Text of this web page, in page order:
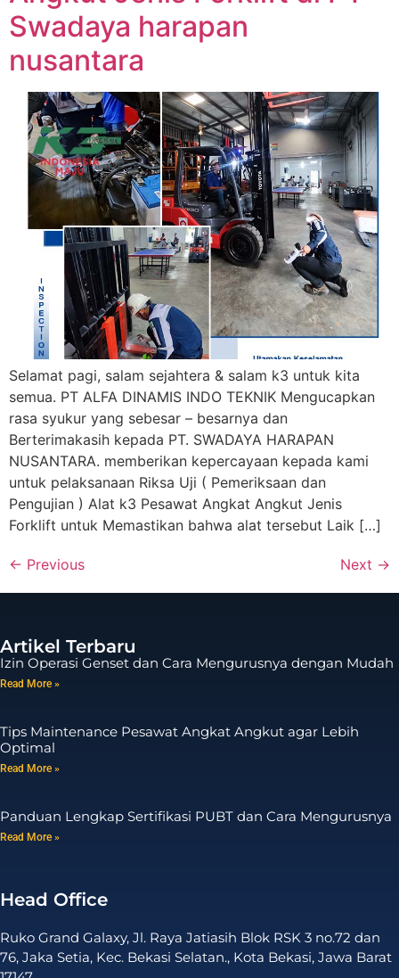
Swadaya harapan
nusantara
Selamat pagi, salam sejahtera & salam k3 untuk kita
semua. PT ALFA DINAMIS INDO TEKNIK Mengucapkan
rasa syukur yang sebesar – besarnya dan
Berterimakasih kepada PT. SWADAYA HARAPAN
NUSANTARA. memberikan kepercayaan kepada kami
untuk pelaksanaan Riksa Uji ( Pemeriksaan dan
Pengujian ) Alat k3 Pesawat Angkat Angkut Jenis
Forklift untuk Memastikan bahwa alat tersebut Laik […]
← Previous Next →
Artikel Terbaru
Izin Operasi Genset dan Cara Mengurusnya dengan Mudah
Read More »
Tips Maintenance Pesawat Angkat Angkut agar Lebih
Optimal
Read More »
Panduan Lengkap Sertifikasi PUBT dan Cara Mengurusnya
Read More »
Head Office
Ruko Grand Galaxy, Jl. Raya Jatiasih Blok RSK 3 no.72 dan
76, Jaka Setia, Kec. Bekasi Selatan., Kota Bekasi, Jawa Barat